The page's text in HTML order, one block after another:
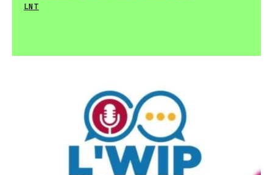
LNT